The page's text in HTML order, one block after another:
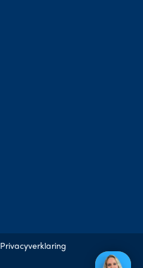
Privacyverklaring